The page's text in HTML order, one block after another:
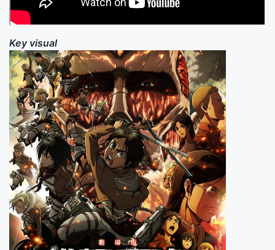
Key visual